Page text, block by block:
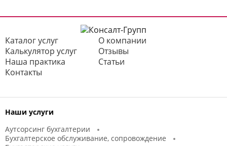
Каталог услуг
О компании
Калькулятор услуг
Отзывы
Наша практика
Статьи
Контакты
Наши услуги
Аутсорсинг бухгалтерии
Бухгалтерское обслуживание, сопровождение